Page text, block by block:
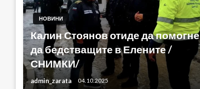
НОВИНИ
Калин Стоянов отиде да помогне
да бедстващите в Елените /
СНИМКИ/
admin_zarata 04.10.2025